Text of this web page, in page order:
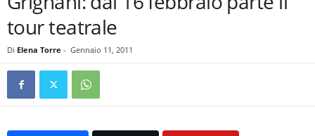
tour teatrale
Di Elena Torre - Gennaio 11, 2011